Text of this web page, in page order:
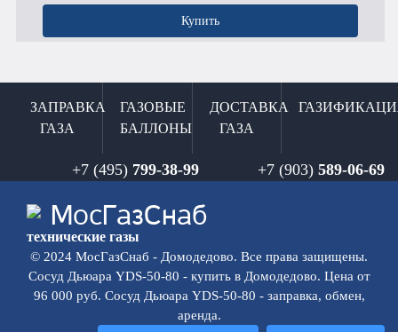
Купить
ЗАПРАВКА
ГАЗА
ГАЗОВЫЕ
БАЛЛОНЫ
ДОСТАВКА
ГАЗА
+7 (495) 799-38-99 +7 (903) 589-06-69
Мос ГазСнаб
технические газы
© 2024 МосГазСнаб - Домодедово. Все права защищены.
Сосуд Дьюара YDS-50-80 - купить в Домодедово. Цена от
96 000 руб. Сосуд Дьюара YDS-50-80 - заправка, обмен,
аренда.